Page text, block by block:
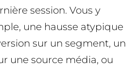
session. Vous y
une hausse atypique
sur un segment, un
une source média, ou